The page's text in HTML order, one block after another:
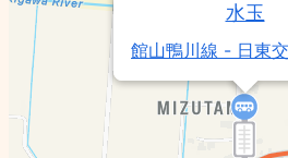
水玉
館山鴨川線 - 日東交